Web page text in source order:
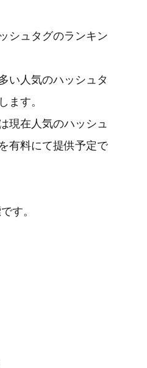
シュタグのランキン
い人気のハッシュタ
ます。
現在人気のハッシュ
有料にて提供予定で
す。